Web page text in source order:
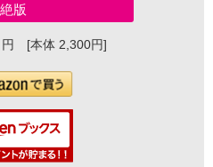
絶版
円 [本体 2,300円]